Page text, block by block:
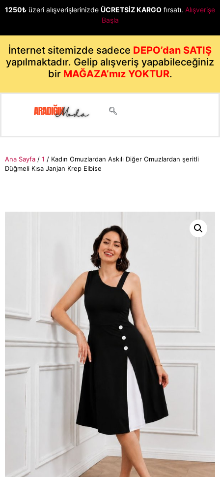
1250₺ üzeri alışverişlerinizde ÜCRETSİZ KARGO fırsatı. Alışverişe
Başla
İnternet sitemizde sadece DEPO’dan SATIŞ
yapılmaktadır. Gelip alışveriş yapabileceğiniz
bir MAĞAZA’mız YOKTUR.
Ana Sayfa / 1 / Kadın Omuzlardan Askılı Diğer Omuzlardan şeritli
Düğmeli Kısa Janjan Krep Elbise